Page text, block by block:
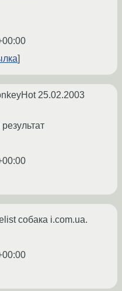
25.02.2003
собака i.com.ua.